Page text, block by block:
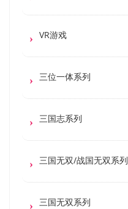
VR游戏
三位一体系列
三国志系列
三国无双/战国无双系列
三国无双系列